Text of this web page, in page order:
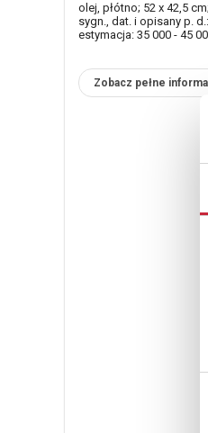
olej, płótno; 52 x 42,5 cm;
sygn., dat. i opisany p.
estymacja: 35 000 - 45
Zobacz pełne